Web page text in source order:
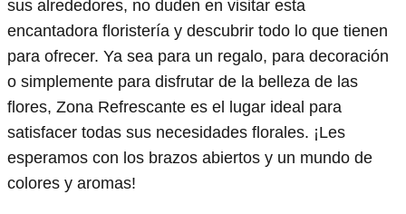
sus alrededores, no duden en visitar esta
encantadora floristería y descubrir todo lo que tienen
para ofrecer. Ya sea para un regalo, para decoración
o simplemente para disfrutar de la belleza de las
flores, Zona Refrescante es el lugar ideal para
satisfacer todas sus necesidades florales. ¡Les
esperamos con los brazos abiertos y un mundo de
colores y aromas!